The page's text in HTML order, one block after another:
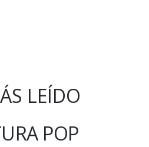
LEÍDO
POP